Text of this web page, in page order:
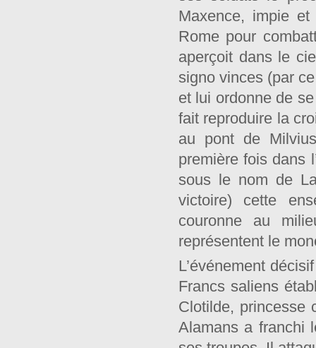
Maxence, impie
Rome pour
aperçoit dans le
signo vinces (par
et lui ordonne de
fait reproduire la
au pont de
première fois dans
sous le nom de
victoire) cette
couronne au
représentent le
L’événement
Francs saliens
Clotilde, princesse
Alamans a franchi